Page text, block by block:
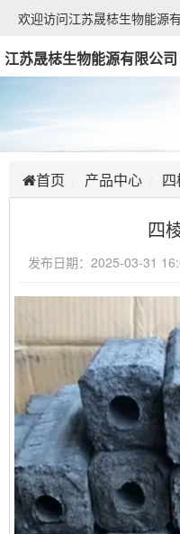
欢迎访问江苏晟梽生物能源
江苏晟梽生物能源有限公司
首页 产品中心
四
发布日期：2025-03-31